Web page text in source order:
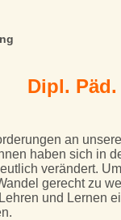
Dipl.
an
haben sich in
verändert.
gerecht zu
und Lernen